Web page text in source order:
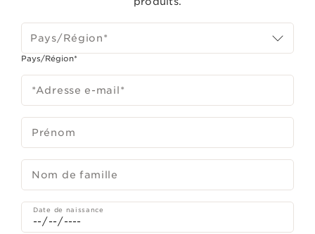
Pays/Région*
Pays/Région*
*Adresse e-mail*
Prénom
Nom de famille
Date de naissance